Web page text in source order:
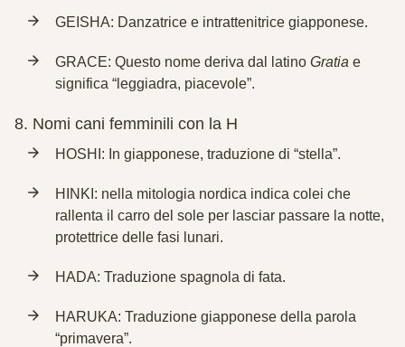
GEISHA: Danzatrice e intrattenitrice giapponese.
GRACE: Questo nome deriva dal latino Gratia e
significa “leggiadra, piacevole”.
8. Nomi cani femminili con la H
HOSHI: In giapponese, traduzione di “stella”.
HINKI: nella mitologia nordica indica colei che
rallenta il carro del sole per lasciar passare la notte,
protettrice delle fasi lunari.
HADA: Traduzione spagnola di fata.
HARUKA: Traduzione giapponese della parola
“primavera”.